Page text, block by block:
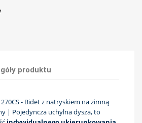
produktu
- Bidet z natryskiem na zimną
| Pojedyncza uchylna dysza, to